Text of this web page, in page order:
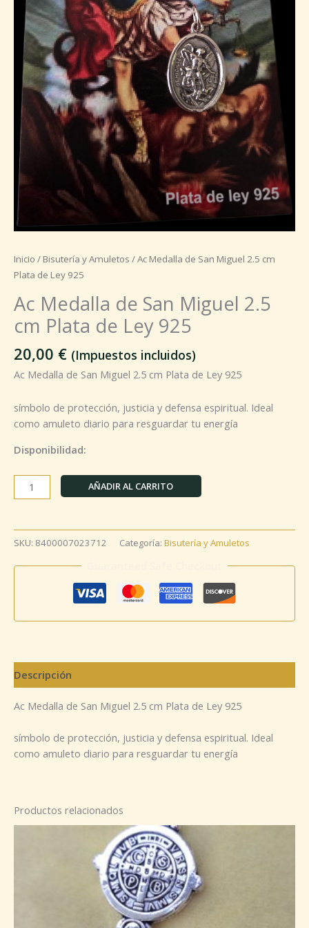
Inicio / Bisutería y Amuletos / Ac Medalla de San Miguel 2.5 cm
Plata de Ley 925
Ac Medalla de San Miguel 2.5
cm Plata de Ley 925
20,00 € (Impuestos incluidos)
Ac Medalla de San Miguel 2.5 cm Plata de Ley 925
símbolo de protección, justicia y defensa espiritual. Ideal
como amuleto diario para resguardar tu energía
Disponibilidad:
cantidad
AÑADIR AL CARRITO
SKU: 8400007023712 Categoría: Bisutería y Amuletos
Descripción
Ac Medalla de San Miguel 2.5 cm Plata de Ley 925
símbolo de protección, justicia y defensa espiritual. Ideal
como amuleto diario para resguardar tu energía
Productos relacionados
Rango
de
precios:
desde
5,00 €
hasta
6,00 €